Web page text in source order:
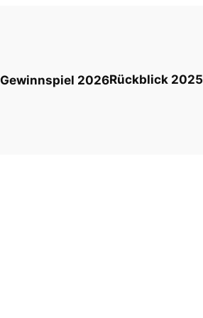
Gewinnspiel 2026Rückblick 2025